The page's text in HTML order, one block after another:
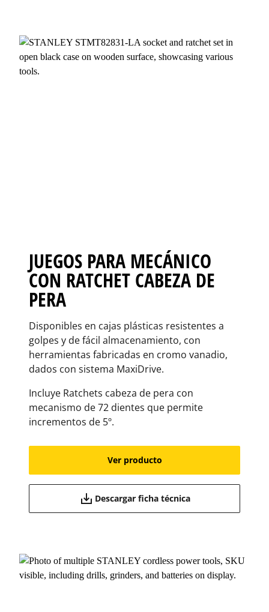
JUEGOS PARA MECÁNICO
CON RATCHET CABEZA DE
PERA
Disponibles en cajas plásticas resistentes a
golpes y de fácil almacenamiento, con
herramientas fabricadas en cromo vanadio,
dados con sistema MaxiDrive.
Incluye Ratchets cabeza de pera con
mecanismo de 72 dientes que permite
incrementos de 5º.
Ver producto
Descargar ficha técnica